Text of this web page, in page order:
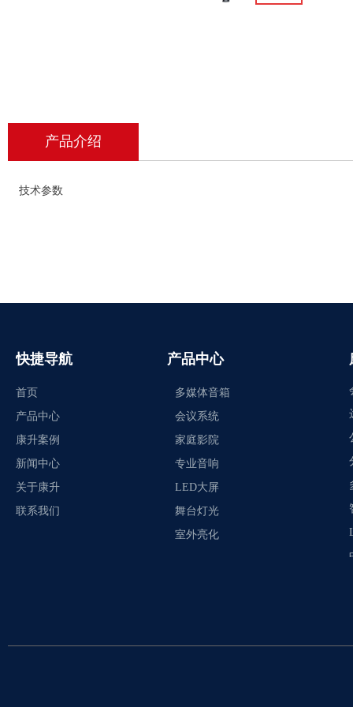
产品介绍
技术参数
产品中心
多媒体音箱
会议系统
家庭影院
专业音响
LED大屏
舞台灯光
室外亮化
首页
产品中心
康升案例
新闻中心
关于康升
联系我们
快捷导航